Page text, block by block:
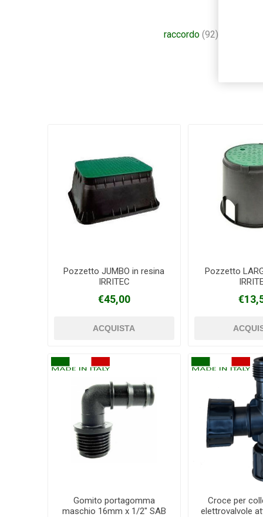
raccordo (92)
Pozzetto JUMBO in resina
IRRITEC
€45,00
Pozzetto
Gomito portagomma
maschio 16mm x 1/2" SAB
Croce per
elettrovalvole